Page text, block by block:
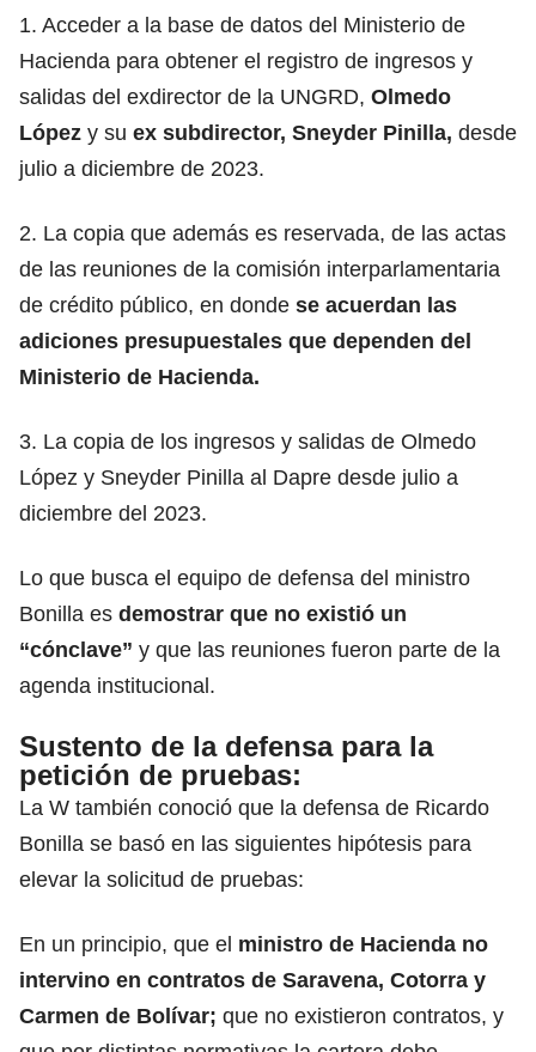
1. Acceder a la base de datos del Ministerio de
Hacienda para obtener el registro de ingresos y
salidas del exdirector de la UNGRD, Olmedo
López y su ex subdirector, Sneyder Pinilla, desde
julio a diciembre de 2023.
2. La copia que además es reservada, de las actas
de las reuniones de la comisión interparlamentaria
de crédito público, en donde se acuerdan las
adiciones presupuestales que dependen del
Ministerio de Hacienda.
3. La copia de los ingresos y salidas de Olmedo
López y Sneyder Pinilla al Dapre desde julio a
diciembre del 2023.
Lo que busca el equipo de defensa del ministro
Bonilla es demostrar que no existió un
“cónclave” y que las reuniones fueron parte de la
agenda institucional.
Sustento de la defensa para la
petición de pruebas:
La W también conoció que la defensa de Ricardo
Bonilla se basó en las siguientes hipótesis para
elevar la solicitud de pruebas:
En un principio, que el ministro de Hacienda no
intervino en contratos de Saravena, Cotorra y
Carmen de Bolívar; que no existieron contratos, y